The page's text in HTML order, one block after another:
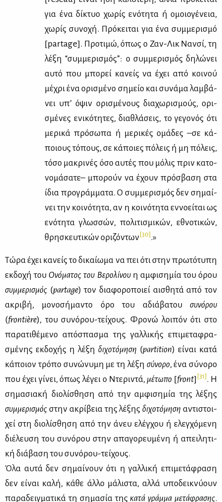
για ένα δί­κτυο χω­ρίς ενό­τη­τα ή ομοιο­γέ­νεια,
χω­ρίς συ­νο­χή. Πρό­κει­ται για ένα συμ­με­ρι­σμό
[partage]. Προ­τι­μώ, όπως ο Ζαν-Λικ Ναν­σί, τη
λέ­ξη “συμ­με­ρι­σμός”: ο συμ­με­ρι­σμός δη­λώ­νει
αυ­τό που μπο­ρεί κα­νείς να έχει από κοι­νού
μέ­χρι ένα ορι­σμέ­νο ση­μείο και συ­νά­μα λαμ­βά­
νει υπ’ όψιν ορι­σμέ­νους δια­χω­ρι­σμούς, ορι­
σμέ­νες ενι­κό­τη­τες, δια­θλά­σεις, το γε­γο­νός ότι
με­ρι­κά πρό­σω­πα ή με­ρι­κές ομά­δες –σε κά­
ποιους τό­πους, σε κά­ποιες πό­λεις ή μη πό­λεις,
τό­σο μα­κρι­νές όσο αυ­τές που μό­λις πριν κα­το­
νο­μά­σα­τε– μπο­ρούν να έχουν πρό­σβα­ση στα
ίδια προ­γράμ­μα­τα. Ο συμ­με­ρι­σμός δεν ση­μαί­
νει την κοι­νό­τη­τα, αν η κοι­νό­τη­τα εν­νο­εί­ται ως
ενό­τη­τα γλωσ­σών, πο­λι­τι­σμι­κών, εθνο­τι­κών,
θρη­σκευ­τι­κών ορι­ζό­ντων[30].»
Τώ­ρα έχει κα­νείς το δι­καί­ω­μα να πει ότι στην πρω­τό­τυ­πη
εκ­δο­χή του Oνό­μα­τος του Bε­ρο­λί­νουη αμ­φι­ση­μία του όρου
συμ­με­ρι­σμός (partage) τον δια­φο­ρο­ποιεί αι­σθη­τά από τον
ακρι­βή, μο­νο­σή­μα­ντο όρο του αδιά­βα­τουσυ­νό­ρου
(frontière), του συ­νό­ρου-τεί­χους. Φρο­νώ λοι­πόν ότι στο
πα­ρα­τι­θέ­με­νο από­σπα­σμα της γαλ­λι­κής επι­με­τα­φρα­
σμέ­νης εκ­δο­χής η λέ­ξη δι­χο­τό­μη­ση (partition) εί­ναι κα­τά
κά­ποιον τρό­πο συ­νώ­νυ­μη με τη λέ­ξη σύ­νο­ρο, ένα σύ­νο­ρο
που έχει γί­νει, όπως λέ­γει ο Nτε­ρι­ντά, μέ­τω­πο [front][31]. H
ση­μα­σια­κή διο­λί­σθη­ση από την αμ­φι­ση­μία της λέ­ξης
συμ­με­ρι­σμός στην ακρί­βεια της λέ­ξηςδι­χο­τό­μη­ση αντι­στοι­
χεί στη διο­λί­σθη­ση από την άνευ ελέγ­χου ή ελεγ­χό­με­νη
διέ­λευ­ση του συ­νό­ρου στην απα­γο­ρευ­μέ­νη ή απει­λη­τι­
κή διά­βα­ση του συ­νό­ρου-τεί­χους.
Όλα αυ­τά δεν ση­μαί­νουν ότι η γαλ­λι­κή επι­με­τά­φρα­ση
δεν εί­ναι κα­λή, κά­θε άλ­λο μά­λι­στα, αλ­λά υπο­δει­κνύ­ουν
πα­ρα­δειγ­μα­τι­κά τη ση­μα­σία της κα­τά γράμ­μα με­τά­φρα­σης.